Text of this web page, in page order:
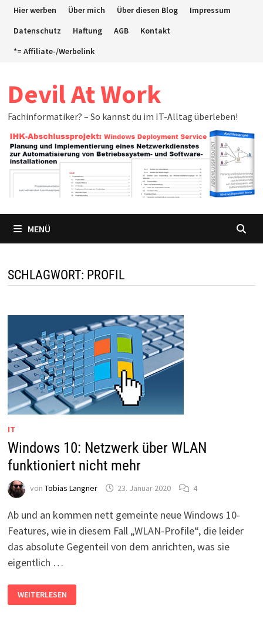
ZumHier werben Über mich Über diesen Blog
Impressum
Datenschutz
Haftung AGB
Kontakt
*= Affiliate-/Werbelink
Devil At Work
Fachinformatiker? – So kannst du im IT-Alltag überleben!
MENÜ
SCHLAGWORT: PROFIL
IT
Windows 10: Netzwerk über WLAN
funktioniert nicht mehr
von Tobias Langner 23. Januar 2020 4
Ab und an kommen nett gemeinte neue Windows 10-
Features, wie in diesem Fall „WLAN-Profile“, die leider
das absolute Gegenteil von dem anrichten, was sie
eigentlich …
WINDOWS
10:
NETZWERK
WEITERLESEN